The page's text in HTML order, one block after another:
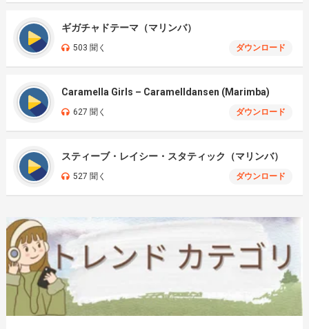
ギガチャドテーマ（マリンバ）
503 聞く ダウンロード
Caramella Girls – Caramelldansen (Marimba)
627 聞く ダウンロード
スティーブ・レイシー・スタティック（マリンバ）
527 聞く ダウンロード